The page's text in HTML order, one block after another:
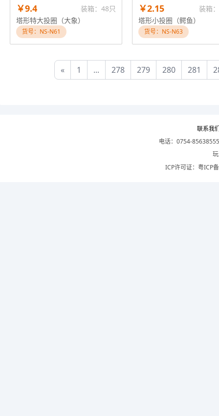
￥9.4
装箱：48只
塔形特大投圈（大象）
货号：NS-N61
￥2.15
装箱
塔形小投圈（鳄鱼）
货号：NS-N63
« 1 ... 278 279 280 281
联系我
电话：0754-
ICP许可证： 粤ICP